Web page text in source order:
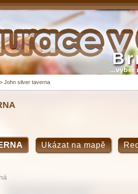
...vyber
John silver taverna
Ukázat na mapě